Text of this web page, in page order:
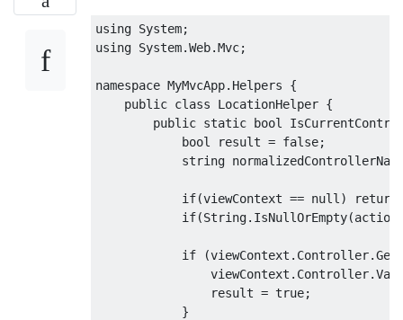
using System;
using System.Web.Mvc;
namespace MyMvcApp. Helpers
{
public class LocationHelper {
public static bool
bool
result = false;
string
if(viewContext == null )
return
if(String. IsNullOrEmpty(
if (viewContext . Controller.
                viewContext
. Controller.
                result
= true;
}